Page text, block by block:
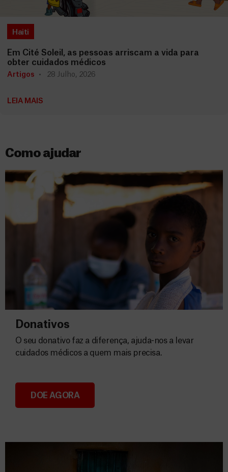
Haiti
Em Cité Soleil, as pessoas arriscam a vida para
obter cuidados médicos
Artigos 28 Julho, 2026
LEIA MAIS
Como ajudar
Donativos
Donativos
O seu donativo faz a diferença, ajuda-nos a levar
cuidados médicos a quem mais precisa.
DOE AGORA